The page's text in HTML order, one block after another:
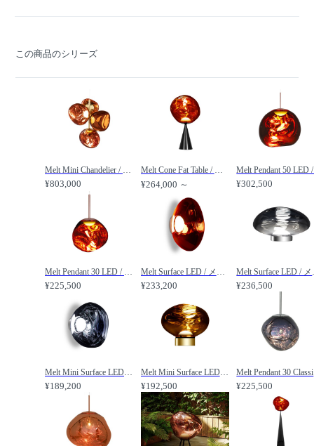
この商品のシリーズ
¥803,000 ¥264,000 ～ ¥302,500
¥225,500 ¥233,200 ¥236,500
¥189,200
Melt Mini Surface LED / メルト ミニ サーフェイス 内蔵LED テーブルライト仕様 /
¥192,500 ¥225,500